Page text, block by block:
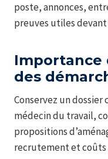
poste, annonces,
preuves utiles devant
Importance
des
Conservez un dossier
médecin du travail,
propositions
recrutement et coûts